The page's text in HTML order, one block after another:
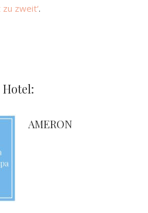
zu zweit‘.
AMERON